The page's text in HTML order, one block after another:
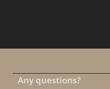
Any questions?